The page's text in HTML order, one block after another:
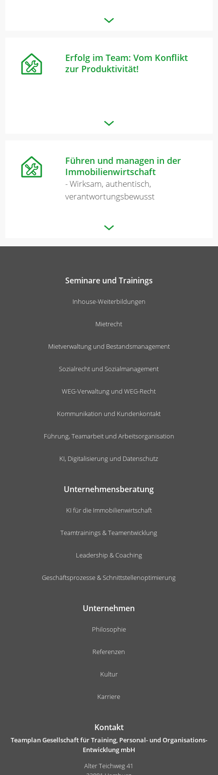
Erfolg im Team: Vom Konflikt
zur Produktivität!
Führen und managen in der
Immobilienwirtschaft
- Wirksam, authentisch,
verantwortungsbewusst
Seminare und Trainings
Inhouse-Weiterbildungen
Mietrecht
Mietverwaltung und Bestandsmanagement
Sozialrecht und Sozialmanagement
WEG-Verwaltung und WEG-Recht
Kommunikation und Kundenkontakt
Führung, Teamarbeit und Arbeitsorganisation
KI, Digitalisierung und Datenschutz
Unternehmensberatung
KI für die Immobilienwirtschaft
Teamtrainings & Teamentwicklung
Leadership & Coaching
Geschäftsprozesse & Schnittstellenoptimierung
Unternehmen
Philosophie
Referenzen
Kultur
Karriere
Kontakt
Teamplan Gesellschaft für Training, Personal- und Organisations-
Entwicklung mbH
Alter Teichweg 41